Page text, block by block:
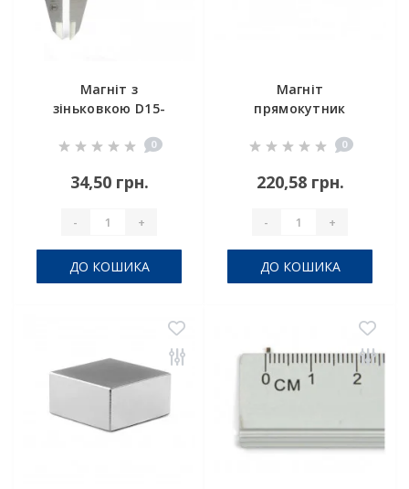
Магніт з
зіньковкою D15-
0
34,50 грн.
- +
ДО КОШИКА
Магніт
прямокутник
0
220,58 грн.
- +
ДО КОШИКА